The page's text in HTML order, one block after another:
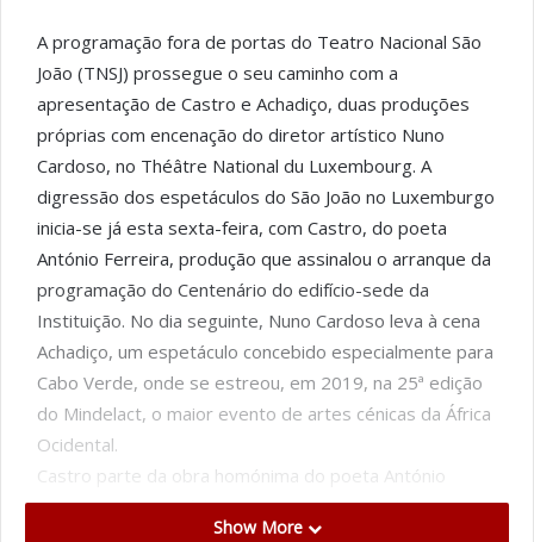
A programação fora de portas do Teatro Nacional São
João (TNSJ) prossegue o seu caminho com a
apresentação de Castro e Achadiço, duas produções
próprias com encenação do diretor artístico Nuno
Cardoso, no Théâtre National du Luxembourg. A
digressão dos espetáculos do São João no Luxemburgo
inicia-se já esta sexta-feira, com Castro, do poeta
António Ferreira, produção que assinalou o arranque da
programação do Centenário do edifício-sede da
Instituição. No dia seguinte, Nuno Cardoso leva à cena
Achadiço, um espetáculo concebido especialmente para
Cabo Verde, onde se estreou, em 2019, na 25ª edição
do Mindelact, o maior evento de artes cénicas da África
Ocidental.
Castro parte da obra homónima do poeta António
Ferreira, uma tragédia renascentista que relata o
drama histórico (ou lendário) do amor de D. Pedro e
Show More